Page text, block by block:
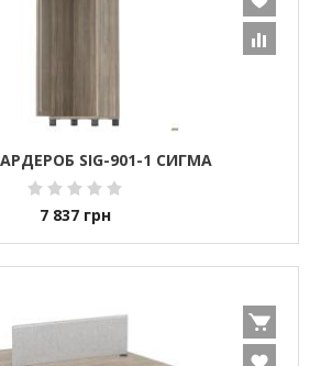
SIG-901-1 СИГМА
7 837 грн